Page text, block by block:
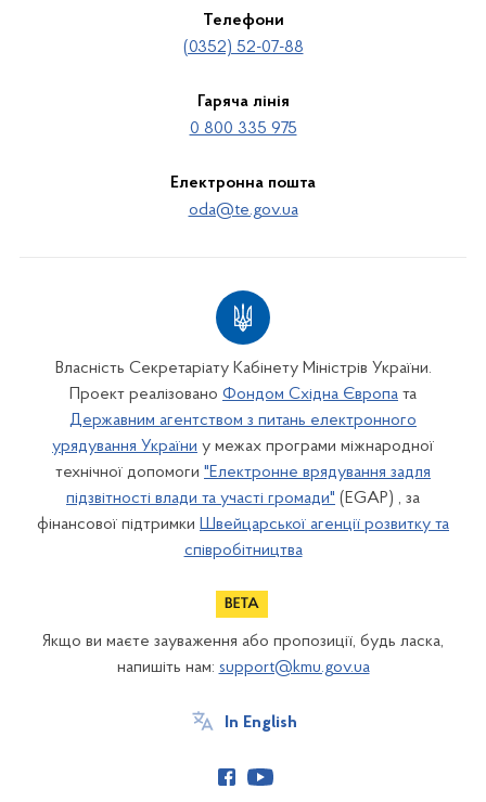
Телефони
(0352) 52-07-88
Гаряча лінія
0 800 335 975
Електронна пошта
oda@te.gov.ua
Власність Секретаріату Кабінету Міністрів України.
Проект реалізовано Фондом Східна Європа та
Державним агентством з питань електронного
урядування України у межах програми міжнародної
технічної допомоги "Електронне врядування задля
підзвітності влади та участі громади" (EGAP) , за
фінансової підтримки Швейцарської агенції розвитку та
співробітництва
Якщо ви маєте зауваження або пропозиції, будь ласка,
напишіть нам: support@kmu.gov.ua
In English